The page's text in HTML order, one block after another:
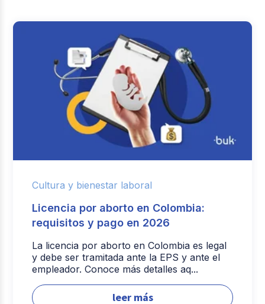
Cultura y bienestar laboral
Licencia por aborto en Colombia:
requisitos y pago en 2026
La licencia por aborto en Colombia es legal
y debe ser tramitada ante la EPS y ante el
empleador. Conoce más detalles aq...
leer más